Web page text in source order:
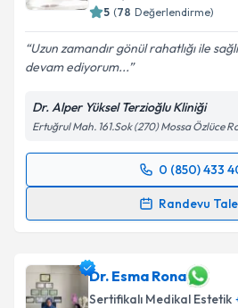
5 (78 Değerlendirme)
Uzun zamandır gönül rahatlığı ile
devam ediyorum...
Dr. Alper Yüksel Terzioğlu Kliniği
Ertuğrul Mah. 161.Sok (270) Mossa Özlüce
0 (850) 433
Randevu
Randevu Takvimi Talebi
için bir takvim hazırlandığında
bilgilendireceğiz.
Dr. Esma Rona
Sertifikalı Medikal Estetik